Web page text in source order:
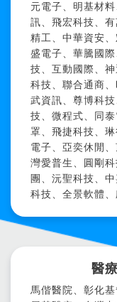
元電子、明基材
訊、飛宏科技、
精工、中華資安
盛電子、華騰國
技、互動國際、
科技、聯合通商
武資訊、尊博科
技、微程式、同
罩、飛捷科技、
電子、亞奕休閒
灣愛普生、圓剛
團、沅聖科技、
科技、全景軟體
醫
馬偕醫院、彰化